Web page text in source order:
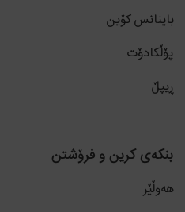
باینانس کۆین
پۆڵکادۆت
ڕیپڵ
بنکەی کرین و فرۆشتن
هەوڵێر